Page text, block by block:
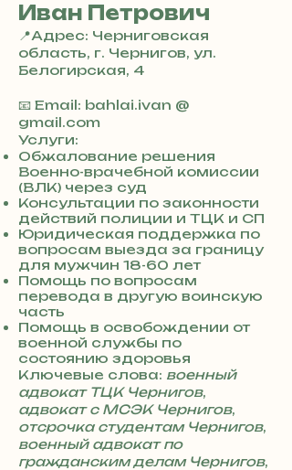
Иван Петрович
📍Адрес: Черниговская
область, г. Чернигов, ул.
Белогирская, 4
3
8
0
7
3
0
4
8
5
7
8
4
📧 Email: bahlai.ivan @
gmail.com
Услуги:
Обжалование решения
Военно-врачебной комиссии
(ВЛК) через суд
Консультации по законности
действий полиции и ТЦК и СП
Юридическая поддержка по
вопросам выезда за границу
для мужчин 18-60 лет
Помощь по вопросам
перевода в другую воинскую
часть
Помощь в освобождении от
военной службы по
состоянию здоровья
Ключевые слова: военный
адвокат ТЦК Чернигов,
адвокат с МСЭК Чернигов,
отсрочка студентам Чернигов,
военный адвокат по
гражданским делам Чернигов,